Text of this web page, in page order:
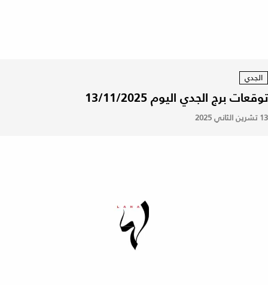
الجدي
توقعات برج الجدي اليوم 13/11/2025
13 تشرين الثاني 2025